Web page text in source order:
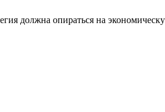
должна опираться на